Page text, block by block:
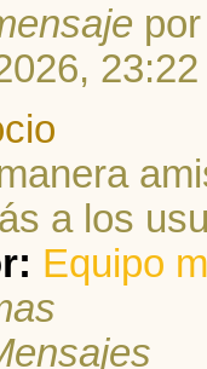
23:22
a los
Equipo